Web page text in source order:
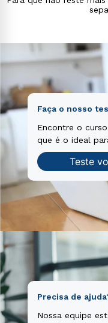
voluptas sit
consequuntur
Faça o nosso
Encontre o
que é o ideal
Teste
Precisa de
Nossa equipe